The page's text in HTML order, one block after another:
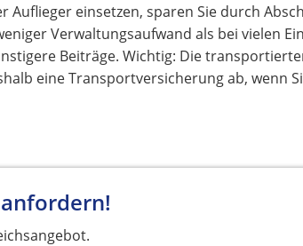
einsetzen, sparen Sie durch
Verwaltungsaufwand als bei vielen
Beiträge. Wichtig: Die
eine Transportversicherung ab, wenn